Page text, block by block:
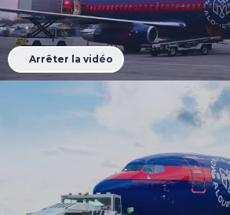
Arrêter la vidéo